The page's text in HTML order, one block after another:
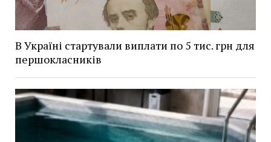
В Україні стартували виплати по 5 тис. грн для
першокласників